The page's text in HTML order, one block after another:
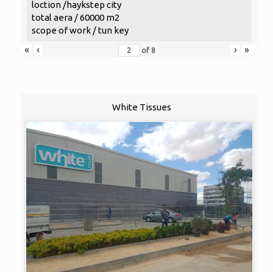
loction /haykstep city
total aera / 60000 m2
scope of work / tun key
«
‹ of 8 › »
White Tissues